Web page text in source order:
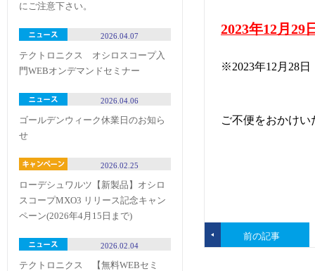
にご注意下さい。
2026.04.07
テクトロニクス オシロスコープ入
門WEBオンデマンドセミナー
2026.04.06
ゴールデンウィーク休業日のお知ら
せ
2026.02.25
ローデシュワルツ【新製品】オシロ
スコープMXO3 リリース記念キャン
ペーン(2026年4月15日まで)
2026.02.04
テクトロニクス 【無料WEBセミ
2023年12月29
※2023年12月28
ご不便をおかけ
前の記事